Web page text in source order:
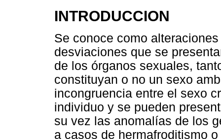
INTRODUCCION
Se conoce como
desviaciones que se
de los órganos sexuales,
constituyan o no un sexo
incongruencia entre el sexo
individuo y se pueden
su vez las anomalías de los
a casos de hermafroditismo